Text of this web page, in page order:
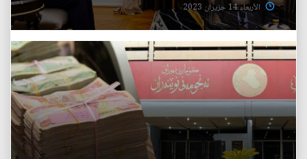
الأربعاء 14 حزيران 2023